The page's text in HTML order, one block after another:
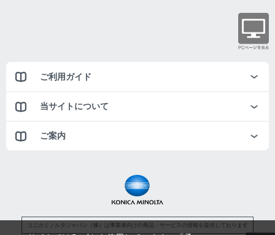
ご利用ガイド
当サイトについて
ご案内
コニカミノルタジャパン（株）は事業者向けの商品・サービスの情報を提供しております